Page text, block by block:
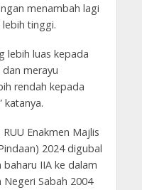
menambah lagi
tinggi.
lebih luas kepada
merayu
rendah kepada
katanya.
Enakmen Majlis
2024 digubal
IIA ke dalam
Sabah 2004